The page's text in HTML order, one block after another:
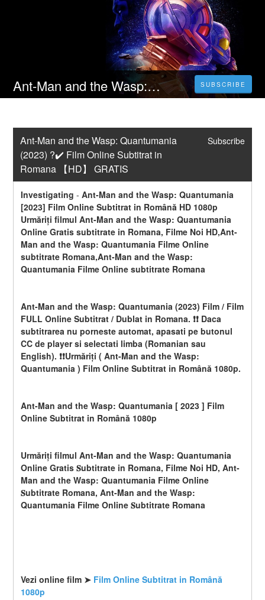
Ant-Man and the Wasp: Quantumania (2023) ?️✔️ Film Online Subtitrat in Romana 【HD】 GRATIS SUBSCRIBE
Ant-Man and the Wasp: Quantumania
(2023) ?️✔️ Film Online Subtitrat in
Romana 【HD】 GRATIS
Subscribe
Investigating -Ant-Man and the Wasp: Quantumania
[2023] Film Online Subtitrat in Română HD 1080p
Urmăriți filmul Ant-Man and the Wasp: Quantumania
Online Gratis subtitrate in Romana, Filme Noi HD,Ant-
Man and the Wasp: Quantumania Filme Online
subtitrate Romana,Ant-Man and the Wasp:
Quantumania Filme Online subtitrate Romana
Ant-Man and the Wasp: Quantumania (2023) Film / Film
FULL Online Subtitrat / Dublat in Romana. ❗❗️️ Daca
subtitrarea nu porneste automat, apasati pe butonul
CC de player si selectati limba (Romanian sau
English). ❗❗️️Urmăriți ( Ant-Man and the Wasp:
Quantumania ) Film Online Subtitrat in Română 1080p.
Ant-Man and the Wasp: Quantumania [ 2023 ] Film
Online Subtitrat in Română 1080p
Urmăriți filmul Ant-Man and the Wasp: Quantumania
Online Gratis 𝐒ubtitrate in Romana, Filme Noi HD, Ant-
Man and the Wasp: Quantumania Filme Online
𝐒ubtitrate Romana, Ant-Man and the Wasp:
Quantumania Filme Online 𝐒ubtitrate Romana
Vezi online film ➤ Film Online Subtitrat in Română
1080p